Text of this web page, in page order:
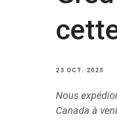
23 OCT. 2025
Nous
Canada à